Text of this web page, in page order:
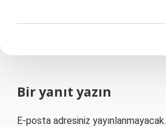
Bir yanıt yazın
E-posta adresiniz yayınlanmayacak.